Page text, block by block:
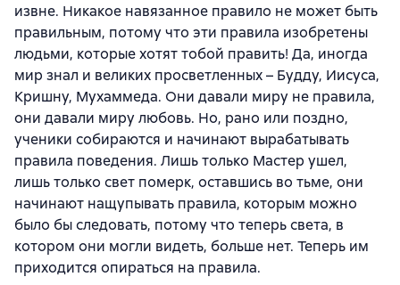
извне. Никакое навязанное правило не может быть
правильным, потому что эти правила изобретены
людьми, которые хотят тобой править! Да, иногда
мир знал и великих просветленных – Будду, Иисуса,
Кришну, Мухаммеда. Они давали миру не правила,
они давали миру любовь. Но, рано или поздно,
ученики собираются и начинают вырабатывать
правила поведения. Лишь только Мастер ушел,
лишь только свет померк, оставшись во тьме, они
начинают нащупывать правила, которым можно
было бы следовать, потому что теперь света, в
котором они могли видеть, больше нет. Теперь им
приходится опираться на правила.